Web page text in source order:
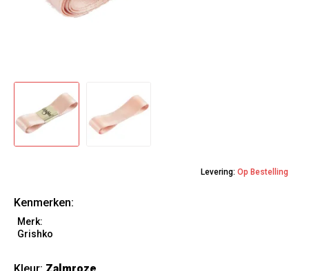
Levering: Op Bestelling
Kenmerken:
Merk:
Grishko